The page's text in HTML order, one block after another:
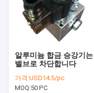
작은 유압 팩
유압 장치
수력 메니폴드 블록
유압 팩 성분
알루미늄 합금 승강기는
밸브로 차단합니다
가격:USD14.5/pc
MOQ:50 PC